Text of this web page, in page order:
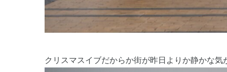
クリスマスイブだからか街が昨日よりか静かな気